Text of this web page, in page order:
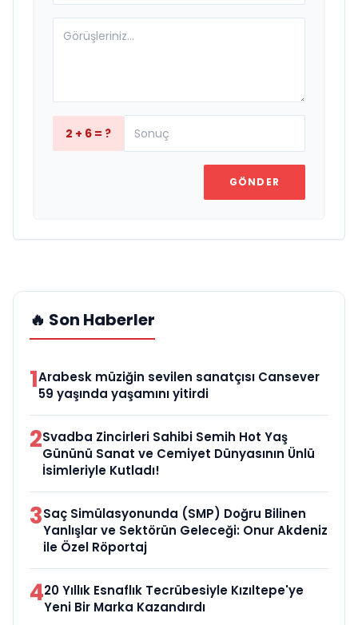
2 + 6 = ?
GÖNDER
🔥 Son Haberler
1Arabesk müziğin sevilen sanatçısı Cansever
59 yaşında yaşamını yitirdi
2Svadba Zincirleri Sahibi Semih Hot Yaş
Gününü Sanat ve Cemiyet Dünyasının Ünlü
İsimleriyle Kutladı!
3Saç Simülasyonunda (SMP) Doğru Bilinen
Yanlışlar ve Sektörün Geleceği: Onur Akdeniz
ile Özel Röportaj
420 Yıllık Esnaflık Tecrübesiyle Kızıltepe'ye
Yeni Bir Marka Kazandırdı